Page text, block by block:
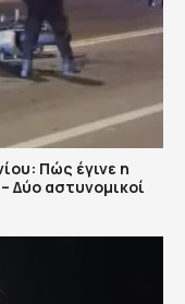
Πώς έγινε η
Δύο αστυνομικοί